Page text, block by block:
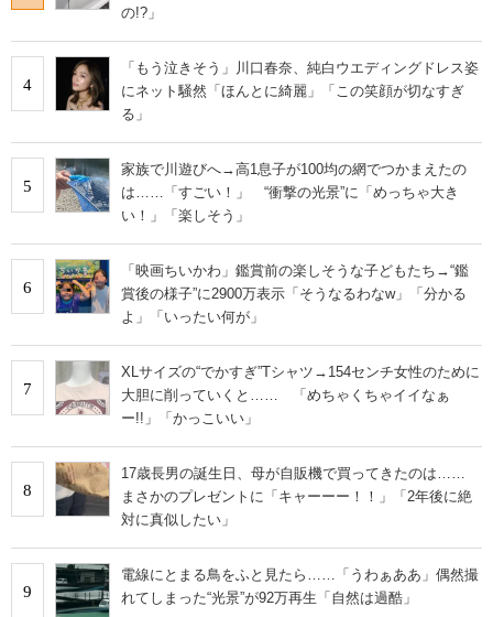
の!?」
4
「もう泣きそう」川口春奈、純白ウエディングドレス姿
にネット騒然「ほんとに綺麗」「この笑顔が切なすぎ
る」
5
家族で川遊びへ→高1息子が100均の網でつかまえたの
は……「すごい！」 “衝撃の光景”に「めっちゃ大き
い！」「楽しそう」
6
「映画ちいかわ」鑑賞前の楽しそうな子どもたち→“鑑
賞後の様子”に2900万表示「そうなるわなw」「分かる
よ」「いったい何が」
7
XLサイズの“でかすぎ”Tシャツ→154センチ女性のために
大胆に削っていくと…… 「めちゃくちゃイイなぁ
ー!!」「かっこいい」
8
17歳長男の誕生日、母が自販機で買ってきたのは……
まさかのプレゼントに「キャーーー！！」「2年後に絶
対に真似したい」
9
電線にとまる鳥をふと見たら……「うわぁああ」偶然撮
れてしまった“光景”が92万再生「自然は過酷」